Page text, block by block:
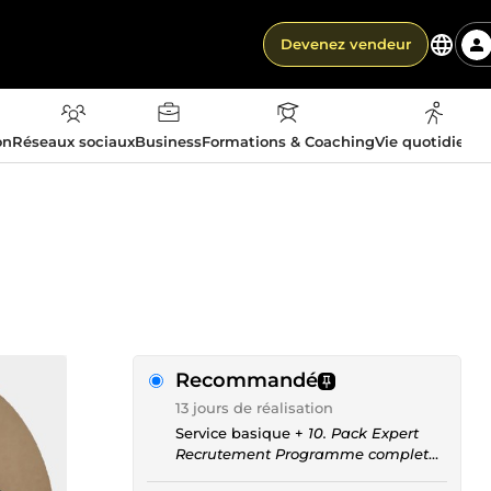
Devenez vendeur
Réseaux sociauxBusinessFormations & CoachingVie
Recommandé
13 jours de réalisation
Service basique + 10. Pack Expert
Recrutement Programme complet